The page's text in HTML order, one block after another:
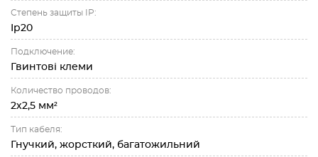
Степень защиты IP:
Ip20
Подключение:
Гвинтові клеми
Количество проводов:
2х2,5 мм²
Тип кабеля:
Гнучкий, жорсткий, багатожильний